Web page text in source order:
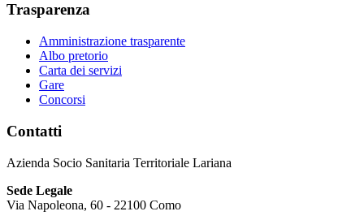
Trasparenza
Amministrazione trasparente
Albo pretorio
Carta dei servizi
Gare
Concorsi
Contatti
Azienda Socio Sanitaria Territoriale Lariana
Sede Legale
Via Napoleona, 60 - 22100 Como